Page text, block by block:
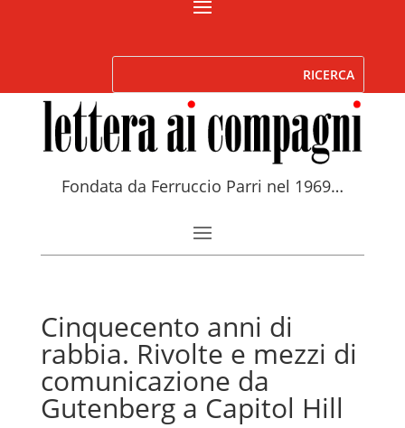
Fondata da Ferruccio Parri nel 1969…
Cinquecento anni di
rabbia. Rivolte e mezzi di
comunicazione da
Gutenberg a Capitol Hill